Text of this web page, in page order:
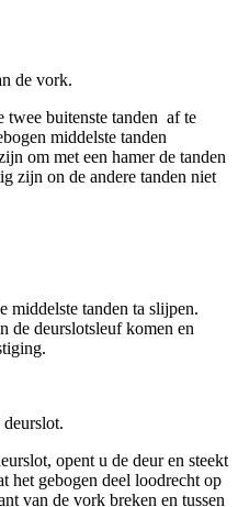
de vork.
twee buitenste tanden af te
middelste tanden
om met een hamer de tanden
zijn on de andere tanden niet
middelste tanden ta slijpen.
de deurslotsleuf komen en
opent u de deur en steekt
het gebogen deel loodrecht op
van de vork breken en tussen